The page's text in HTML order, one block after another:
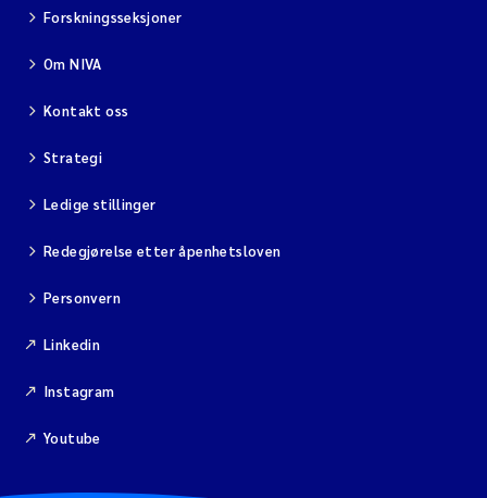
Forskningsseksjoner
Om NIVA
Kontakt oss
Strategi
Ledige stillinger
Redegjørelse etter åpenhetsloven
Personvern
Linkedin
Instagram
Youtube